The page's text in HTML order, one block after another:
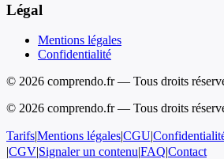
Légal
Mentions légales
Confidentialité
© 2026 comprendo.fr — Tous droits
© 2026 comprendo.fr — Tous droits
Tarifs|Mentions légales|CGU|
|CGV|Signaler un contenu|FAQ|Contact